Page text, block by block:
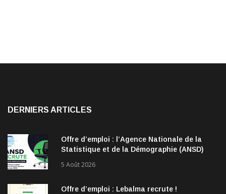
DERNIERS ARTICLES
Offre d’emploi : l’Agence Nationale de la
Statistique et de la Démographie (ANSD)
5 Août 2026
Offre d’emploi : Lebalma recrute !